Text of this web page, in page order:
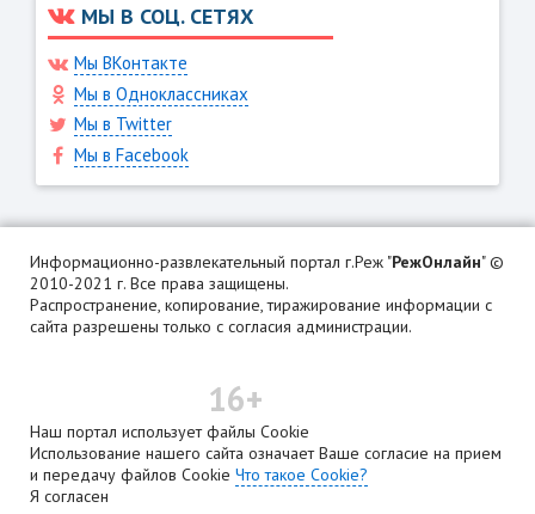
МЫ В СОЦ. СЕТЯХ
Мы ВКонтакте
Мы в Одноклассниках
Мы в Twitter
Мы в Facebook
Информационно-развлекательный портал г.Реж "РежОнлайн" ©
2010-2021 г. Все права защищены.
Распространение, копирование, тиражирование информации с
сайта разрешены только с согласия администрации.
16+
Наш портал использует файлы Cookie
Использование нашего сайта означает Ваше согласие на прием
и передачу файлов Cookie Что такое Cookie?
Я согласен